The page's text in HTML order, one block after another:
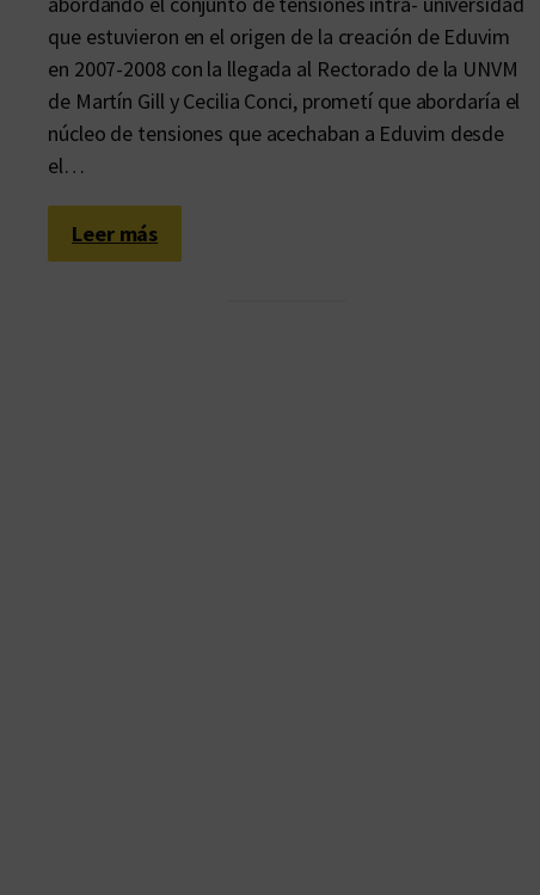
que estuvieron en el origen de la creación de Eduvim
en 2007-2008 con la llegada al Rectorado de la UNVM
de Martín Gill y Cecilia Conci, prometí que abordaría el
núcleo de tensiones que acechaban a Eduvim desde
el…
Leer más:
D